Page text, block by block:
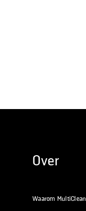
Over
Waarom MultiClean